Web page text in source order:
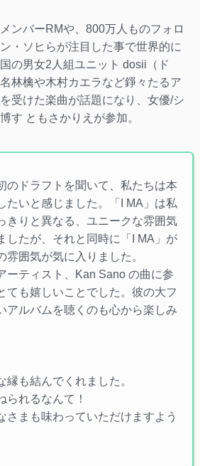
ンバーRMや、800万人ものフォロ
・ソヒらが注目した事で世界的に
の男女2人組ユニット dosii（ド
林檎や木村カエラなど錚々たるア
受けた楽曲が話題になり、女優/シ
す ともさかりえが参加。
のドラフトを聞いて、私たちは本
たいと感じました。「I MA」は私
きりと異なる、ユニークな雰囲気
したが、それと同時に「I MA」が
雰囲気が気に入りました。
ーティスト、Kan Sano の曲に参
ても嬉しいことでした。彼の大フ
アルバムを聴くのも心から楽しみ
縁も結んでくれました。
られるなんて！
さまも味わっていただけますよう